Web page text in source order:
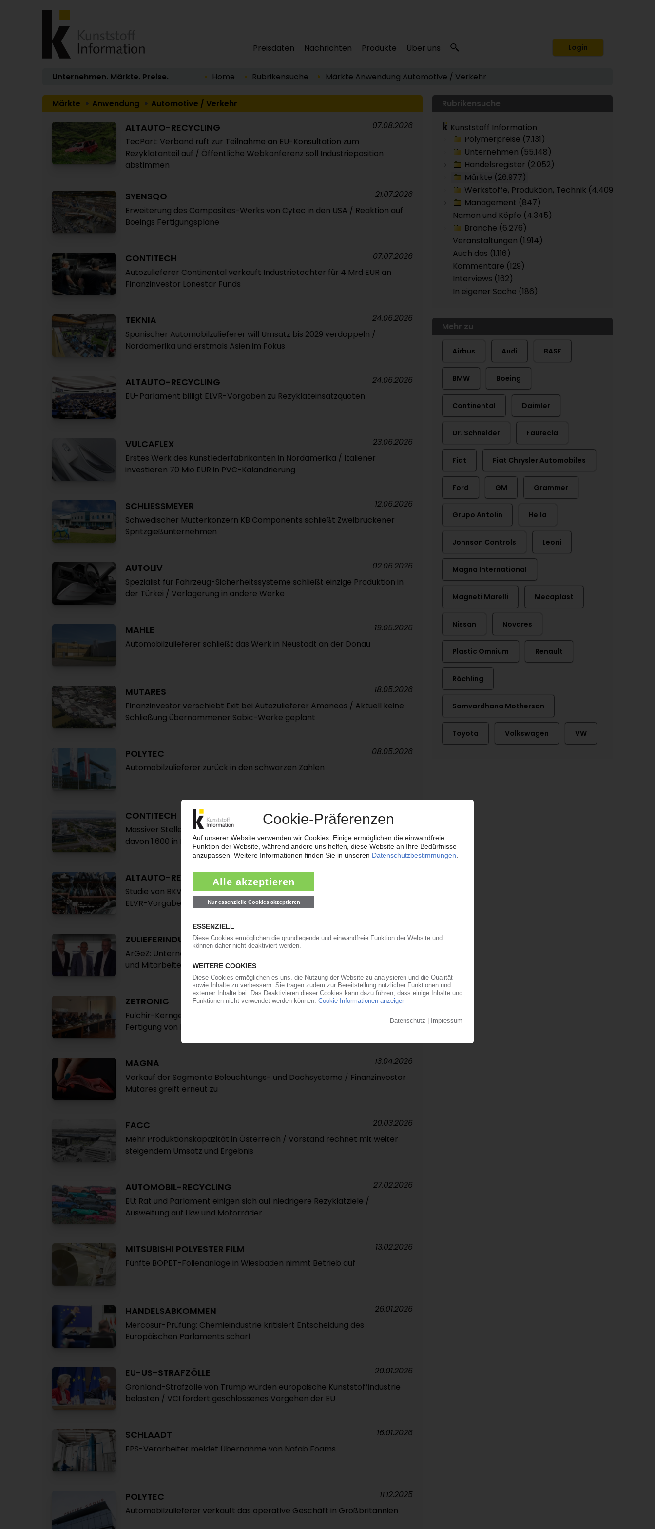
Preisdaten Nachrichten Produkte Über uns Login
Unternehmen. Märkte. Preise. Home Rubrikensuche Märkte Anwendung Automotive / Verkehr
Märkte Anwendung Automotive / Verkehr
ALTAUTO-RECYCLING
TecPart: Verband ruft zur Teilnahme an EU-Konsultation zum
Rezyklatanteil auf / Öffentliche Webkonferenz soll Industrieposition
abstimmen
07.08.2026
SYENSQO
Erweiterung des Composites-Werks von Cytec in den USA / Reaktion auf
Boeings Fertigungspläne
21.07.2026
CONTITECH
Autozulieferer Continental verkauft Industrietochter für 4 Mrd EUR an
Finanzinvestor Lonestar Funds
07.07.2026
TEKNIA
Spanischer Automobilzulieferer will Umsatz bis 2029 verdoppeln /
Nordamerika und erstmals Asien im Fokus
24.06.2026
ALTAUTO-RECYCLING
EU-Parlament billigt ELVR-Vorgaben zu Rezyklateinsatzquoten
24.06.2026
VULCAFLEX
Erstes Werk des Kunstlederfabrikanten in Nordamerika / Italiener
investieren 70 Mio EUR in PVC-Kalandrierung
23.06.2026
SCHLIESSMEYER
Schwedischer Mutterkonzern KB Components schließt Zweibrückener
Spritzgießunternehmen
12.06.2026
AUTOLIV
Spezialist für Fahrzeug-Sicherheitssysteme schließt einzige Produktion in
der Türkei / Verlagerung in andere Werke
02.06.2026
MAHLE
Automobilzulieferer schließt das Werk in Neustadt an der Donau
19.05.2026
MUTARES
Finanzinvestor verschiebt Exit bei Autozulieferer Amaneos / Aktuell keine
Schließung übernommener Sabic-Werke geplant
18.05.2026
POLYTEC
Automobilzulieferer zurück in den schwarzen Zahlen
08.05.2026
CONTITECH
Massiver Stellenabbau geplant: Weltweit 3.000 Arbeitsplätze betroffen,
davon 1.600 in Deutschland / Schließung von Standorten möglich
08.05.2026
ALTAUTO-RECYCLING
Studie von BKV und Conversio: Rezyklatmangel gefährdet Erreichen der
ELVR-Vorgaben / Autoindustrie konkurriert mit anderen Branchen
ZULIEFERINDUSTRIE
ArGeZ: Unternehmen weiter „in tiefer Strukturkrise“ / Umsatz, Produktion
und Mitarbeiterzahl sinken
21.04.2026
ZETRONIC
Fulchir-Kerngesellschaft kauft kriselndes Lear-Hauptwerk in Italien /
Fertigung von Mechatronik und Elektro-Stadtautos geplant
16.04.2026
MAGNA
Verkauf der Segmente Beleuchtungs- und Dachsysteme / Finanzinvestor
Mutares greift erneut zu
13.04.2026
FACC
Mehr Produktionskapazität in Österreich / Vorstand rechnet mit weiter
steigendem Umsatz und Ergebnis
20.03.2026
AUTOMOBIL-RECYCLING
EU: Rat und Parlament einigen sich auf niedrigere Rezyklatziele /
Ausweitung auf Lkw und Motorräder
27.02.2026
MITSUBISHI POLYESTER FILM
Fünfte BOPET-Folienanlage in Wiesbaden nimmt Betrieb auf
13.02.2026
HANDELSABKOMMEN
Mercosur-Prüfung: Chemieindustrie kritisiert Entscheidung des
Europäischen Parlaments scharf
26.01.2026
EU-US-STRAFZÖLLE
Grönland-Strafzölle von Trump würden europäische Kunststoffindustrie
belasten / VCI fordert geschlossenes Vorgehen der EU
20.01.2026
SCHLAADT
EPS-Verarbeiter meldet Übernahme von Nafab Foams
16.01.2026
POLYTEC
Automobilzulieferer verkauft das operative Geschäft in Großbritannien
11.12.2025
Rubrikensuche
Kunststoff Information
Polymerpreise (7.131)
Unternehmen (55.148)
Handelsregister (2.052)
Märkte (26.977)
Werkstoffe, Produktion, Technik (4.409)
Management (847)
Namen und Köpfe (4.345)
Branche (6.276)
Veranstaltungen (1.914)
Auch das (1.116)
Kommentare (129)
Interviews (162)
In eigener Sache (186)
Mehr zu
Airbus Audi BASF
BMW Boeing
Continental Daimler
Dr. Schneider Faurecia
Fiat Fiat Chrysler Automobiles
Ford GM Grammer
Grupo Antolin Hella
Johnson Controls Leoni
Magna International
Magneti Marelli Mecaplast
Nissan Novares
Plastic Omnium Renault
Röchling
Samvardhana Motherson
Toyota Volkswagen VW